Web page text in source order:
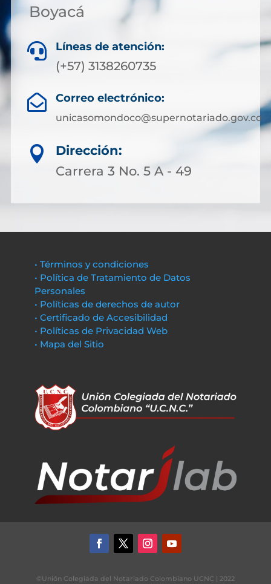
Boyacá
 Líneas de atención:
(+57) 3138260735
 Correo electrónico:
unicasomondoco@supernotariado.gov.co

Dirección:
Carrera 3 No. 5 A - 49
• Términos y condiciones
• Política de Tratamiento de Datos
Personales
• Políticas de derechos de autor
• Certificado de Accesibilidad
• Políticas de Privacidad Web
• Mapa del Sitio
©Unión Colegiada del Notariado Colombiano UCNC | 2022